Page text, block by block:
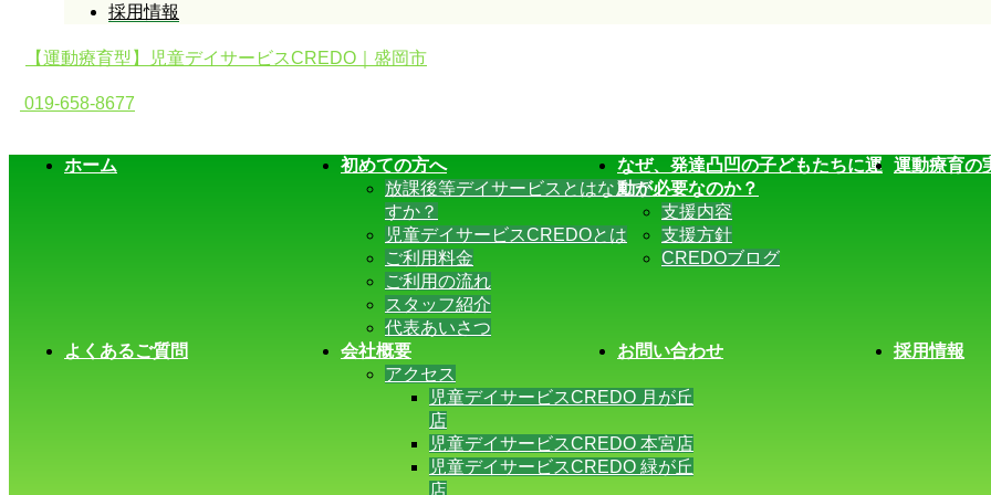
採用情報
【運動療育型】児童デイサービスCREDO｜盛岡市
019-658-8677
ホーム
初めての方へ
放課後等デイサービスとはなんで
すか？
児童デイサービスCREDOとは
ご利用料金
ご利用の流れ
スタッフ紹介
代表あいさつ
なぜ、発達凸凹の子どもたちに運
動が必要なのか？
支援内容
支援方針
CREDOブログ
運動療育の
よくあるご質問
会社概要
アクセス
児童デイサービスCREDO 月が丘
店
児童デイサービスCREDO 本宮店
児童デイサービスCREDO 緑が丘
店
お問い合わせ 採用情報